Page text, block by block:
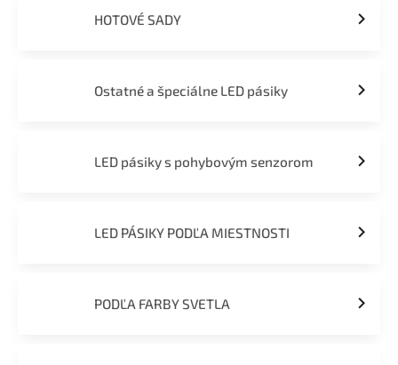
HOTOVÉ SADY
Ostatné a špeciálne LED pásiky
LED pásiky s pohybovým senzorom
LED PÁSIKY PODĽA MIESTNOSTI
PODĽA FARBY SVETLA